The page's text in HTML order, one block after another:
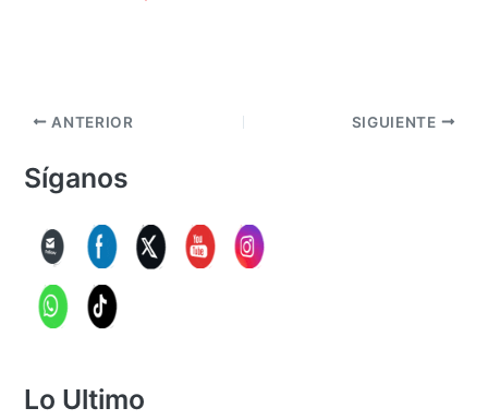
ANTERIOR SIGUIENTE
Síganos
Lo Ultimo